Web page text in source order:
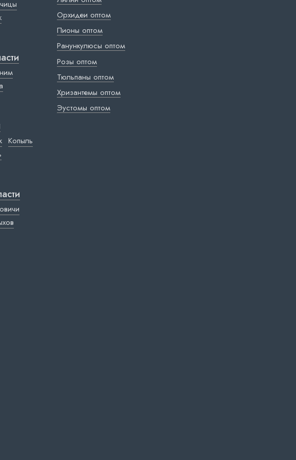
Копыль
Орхидеи оптом
Пионы оптом
Ранункулюсы оптом
Розы оптом
Тюльпаны оптом
Хризантемы оптом
Эустомы оптом